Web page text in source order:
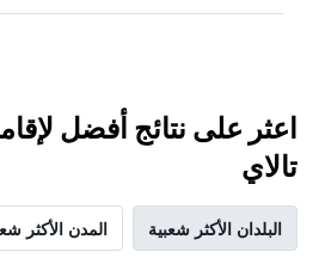
اعثر على نتائج أفضل
تالاي
البلدان الأكثر شعبية المدن الأكثر